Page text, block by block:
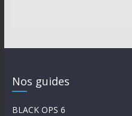
Nos guides
BLACK OPS 6